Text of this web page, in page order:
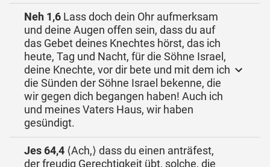
Neh 1,6 Lass doch dein Ohr aufmerksam
und deine Augen offen sein, dass du auf
das Gebet deines Knechtes hörst, das ich
heute, Tag und Nacht, für die Söhne Israel,
deine Knechte, vor dir bete und mit dem ich
die Sünden der Söhne Israel bekenne, die
wir gegen dich begangen haben! Auch ich
und meines Vaters Haus, wir haben
gesündigt.
Jes 64,4 ⟨Ach,⟩ dass du einen anträfest,
der freudig Gerechtigkeit übt, solche, die